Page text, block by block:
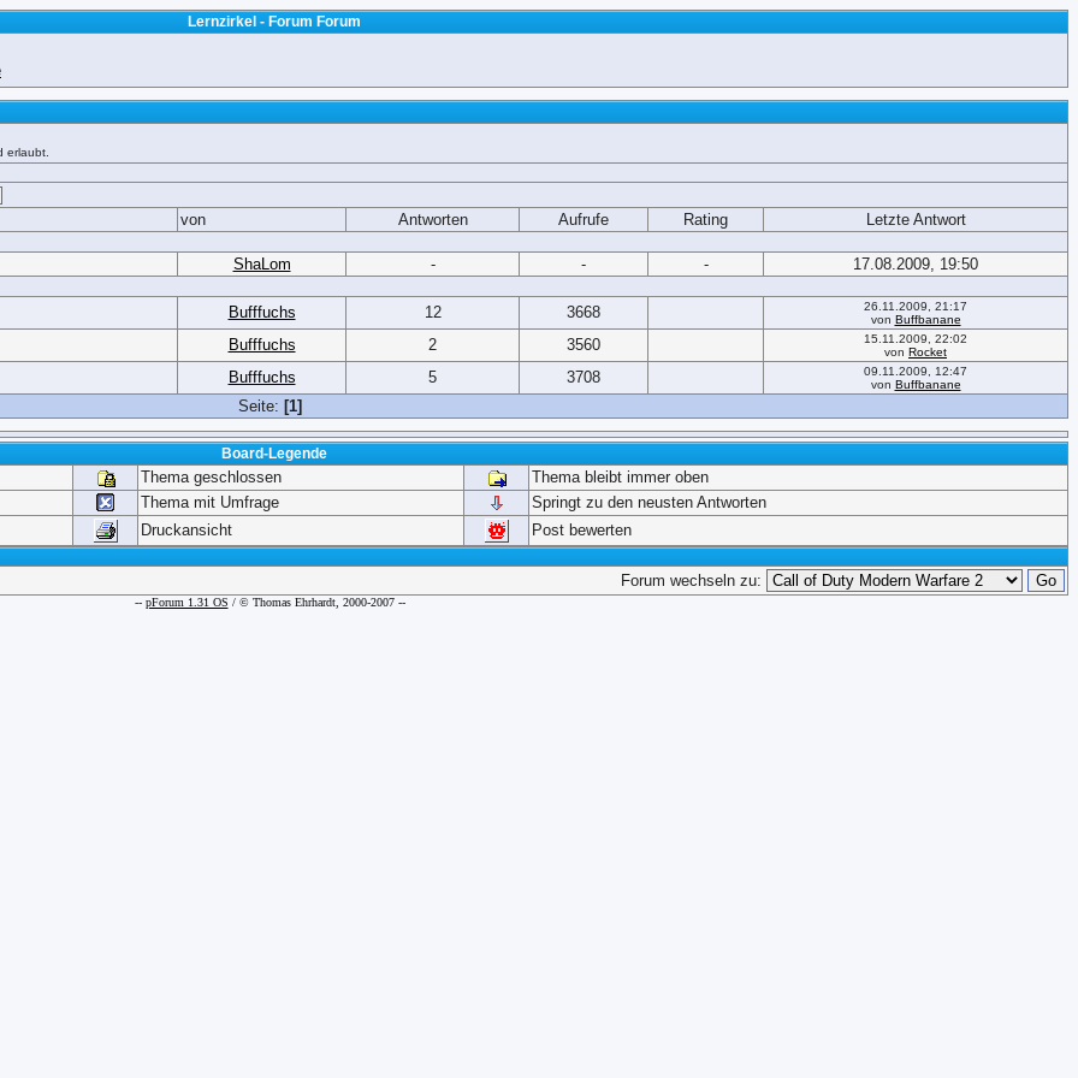
Lernzirkel - Forum Forum
erlaubt.
von Antworten Aufrufe Rating Letzte Antwort
ShaLom - - - 17.08.2009, 19:50
Bufffuchs 12 3668
26.11.2009, 21:17
von Buffbanane
Bufffuchs 2 3560
15.11.2009, 22:02
von Rocket
Bufffuchs 5 3708
09.11.2009, 12:47
von Buffbanane
Seite: [1]
Board-Legende
Thema geschlossen
Thema bleibt immer oben
Thema mit Umfrage
Springt zu den neusten Antworten
Druckansicht Post bewerten
Forum wechseln zu:
-- pForum 1.31 OS / © Thomas Ehrhardt, 2000-2007 --